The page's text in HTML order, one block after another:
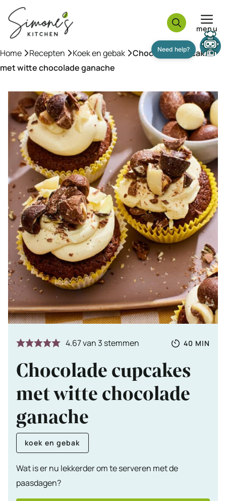
naar
inhoud
menu
Home »Recepten »Koek en gebak »Chocolade cupcakes
met witte chocolade ganache
4.67van 3 stemmen
Totale
40 MIN
Chocolade cupcakes
met witte chocolade
ganache
koek en gebak
Wat is er nu lekkerder om te serveren met de
paasdagen?
Need help?